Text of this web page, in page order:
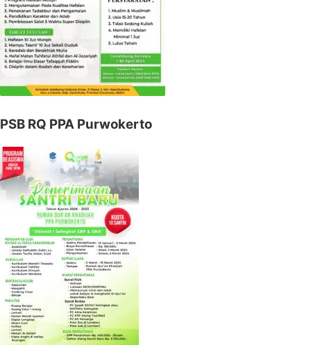
PSB RQ PPA Purwokerto